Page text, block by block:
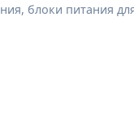
блоки питания